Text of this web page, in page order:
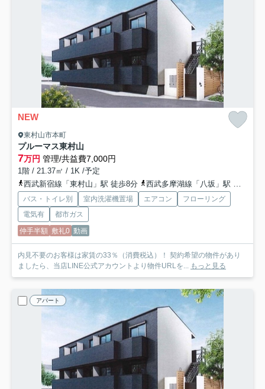
NEW
東村山市本町
プルーマス東村山
7万円 管理/共益費7,000円
1階 / 21.37㎡ / 1K /予定
西武新宿線「東村山」駅 徒歩8分
西武多摩湖線「八坂」駅 徒歩25分
バス・トイレ別 室内洗濯機置場 エアコン
フローリング
電気有
都市ガス
仲手半額 敷礼0 動画
内見不要のお客様は家賃の33％（消費税込）！ 契約希望の物件があり
ましたら、当店LINE公式アカウントより物件URLを... もっと見る
アパート